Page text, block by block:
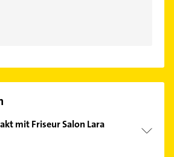
mit Friseur Salon Lara